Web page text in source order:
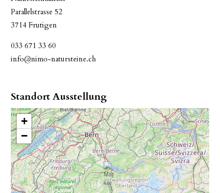
Parallelstrasse 52
3714 Frutigen
033 671 33 60
info@nimo-natursteine.ch
Standort Ausstellung
+
−